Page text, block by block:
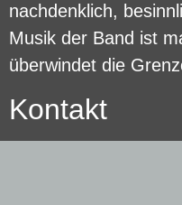
nachdenklich,
Musik der Band ist
überwindet die
Kontakt